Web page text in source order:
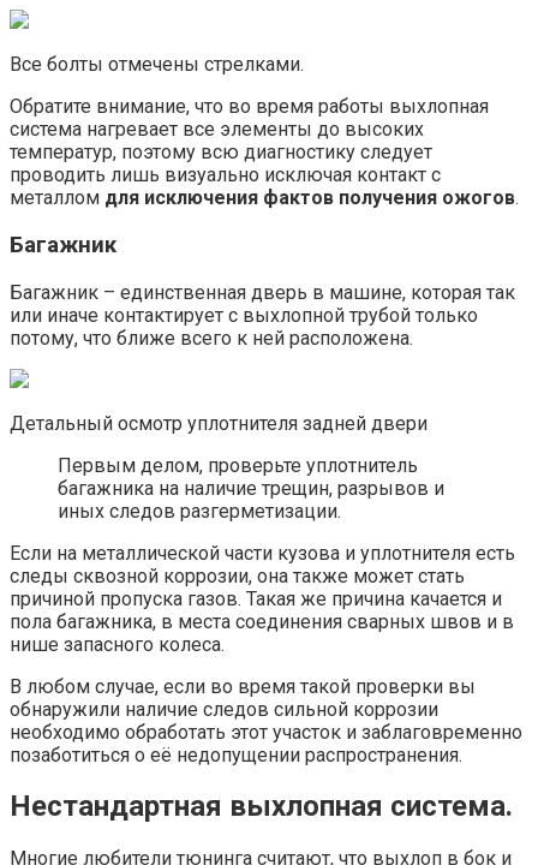
Все болты отмечены стрелками.
Обратите внимание, что во время работы выхлопная
система нагревает все элементы до высоких
температур, поэтому всю диагностику следует
проводить лишь визуально исключая контакт с
металлом для исключения фактов получения ожогов.
Багажник
Багажник – единственная дверь в машине, которая так
или иначе контактирует с выхлопной трубой только
потому, что ближе всего к ней расположена.
Детальный осмотр уплотнителя задней двери
Первым делом, проверьте уплотнитель
багажника на наличие трещин, разрывов и
иных следов разгерметизации.
Если на металлической части кузова и уплотнителя есть
следы сквозной коррозии, она также может стать
причиной пропуска газов. Такая же причина качается и
пола багажника, в места соединения сварных швов и в
нише запасного колеса.
В любом случае, если во время такой проверки вы
обнаружили наличие следов сильной коррозии
необходимо обработать этот участок и заблаговременно
позаботиться о её недопущении распространения.
Нестандартная выхлопная система.
Многие любители тюнинга считают, что выхлоп в бок и